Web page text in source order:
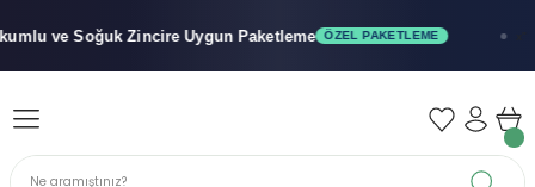
ve SoğukZincire Uygun Paketleme ÖZEL PAKETLEME x"
Geri Dön
Geri Dön
Geri Dön